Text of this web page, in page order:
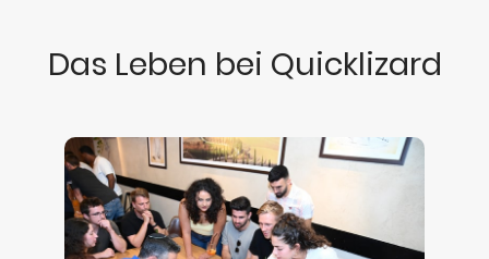
Das Leben bei Quicklizard